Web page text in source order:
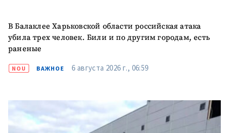
В Балаклее Харьковской области российская атака
убила трех человек. Били и по другим городам, есть
раненые
NOU ВАЖНОЕ 6 августа 2026 г., 06:59